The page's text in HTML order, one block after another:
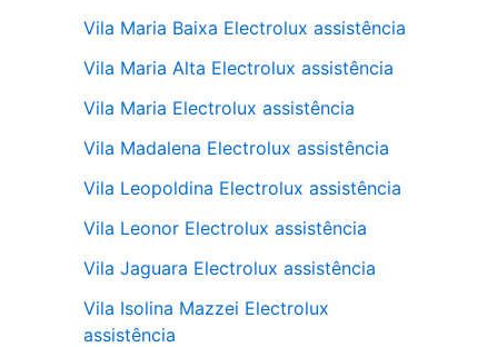
Vila Maria Baixa Electrolux assistência
Vila Maria Alta Electrolux assistência
Vila Maria Electrolux assistência
Vila Madalena Electrolux assistência
Vila Leopoldina Electrolux assistência
Vila Leonor Electrolux assistência
Vila Jaguara Electrolux assistência
Vila Isolina Mazzei Electrolux
assistência